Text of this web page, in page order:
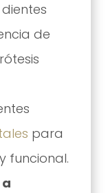
de
para
funcional.